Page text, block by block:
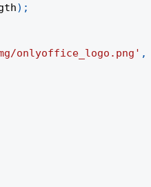
) ;
onlyoffice_logo.png' ,